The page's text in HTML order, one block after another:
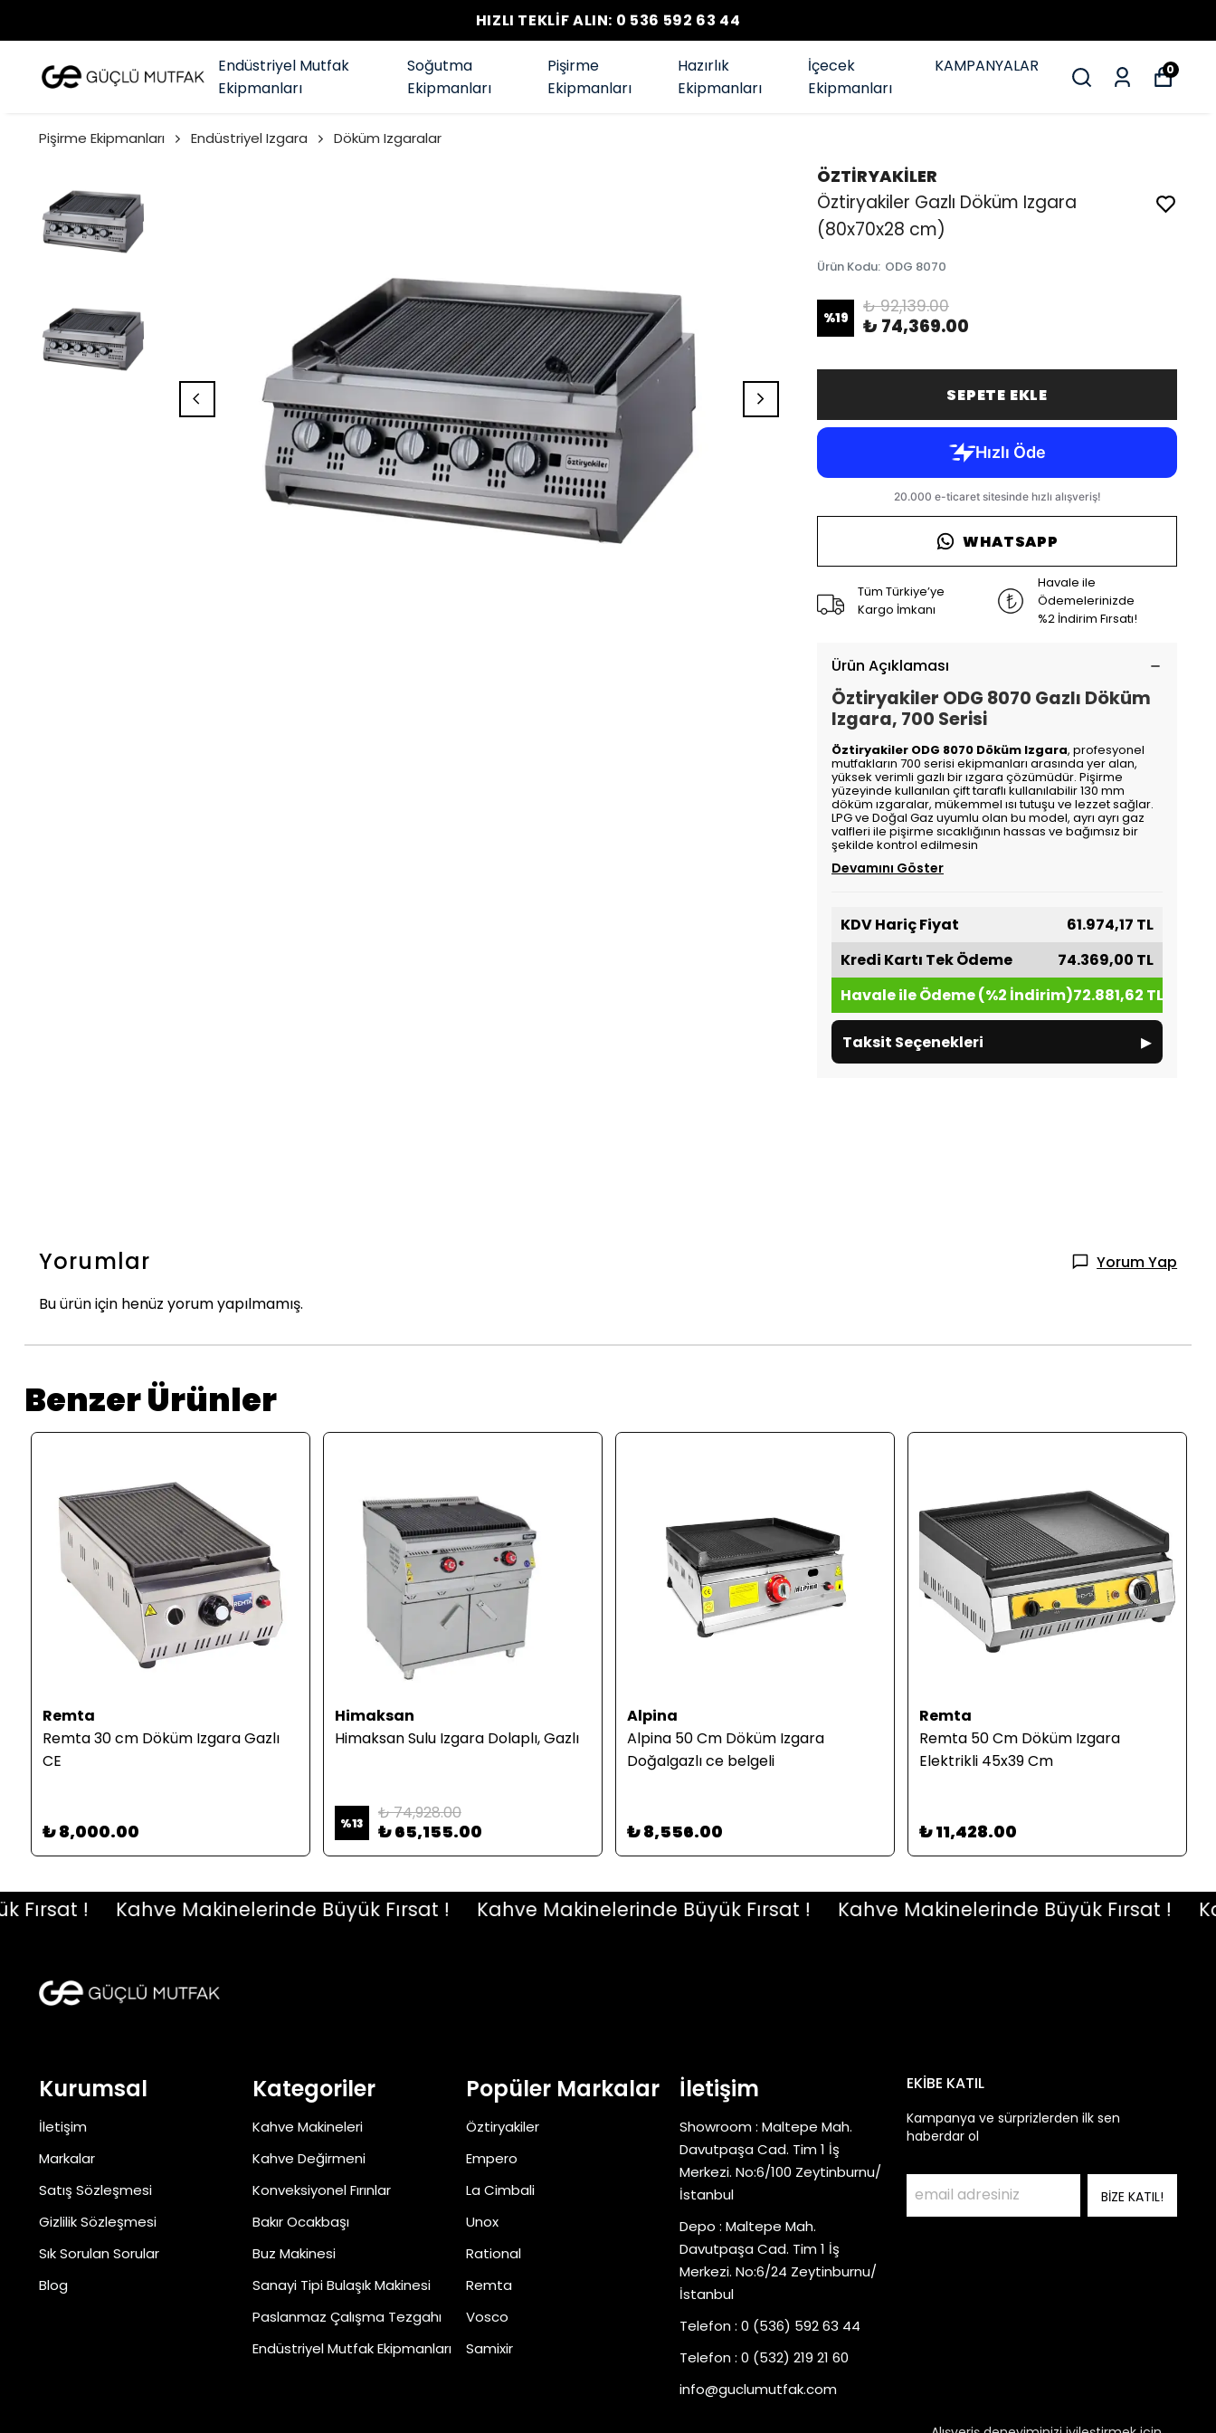
HIZLI TEKLİF ALIN: 0 536 592 63 44
Endüstriyel Mutfak
Ekipmanları
Soğutma
Ekipmanları
Pişirme
Ekipmanları
Hazırlık
Ekipmanları
İçecek
Ekipmanları
KAMPANYALAR 0
Pişirme Ekipmanları Endüstriyel Izgara Döküm Izgaralar
ÖZTİRYAKİLER
Öztiryakiler Gazlı Döküm Izgara
(80x70x28 cm)
Ürün Kodu: ODG 8070
%19
₺ 92,139.00
₺ 74,369.00
SEPETE EKLE
WHATSAPP
Tüm Türkiye’ye
Kargo İmkanı
Havale ile
Ödemelerinizde
%2 İndirim Fırsatı!
Ürün Açıklaması
Öztiryakiler ODG 8070 Gazlı Döküm
Izgara, 700 Serisi
Öztiryakiler ODG 8070 Döküm Izgara, profesyonel
mutfakların 700 serisi ekipmanları arasında yer alan,
yüksek verimli gazlı bir ızgara çözümüdür. Pişirme
yüzeyinde kullanılan çift taraflı kullanılabilir 130 mm
döküm ızgaralar, mükemmel ısı tutuşu ve lezzet sağlar.
LPG ve Doğal Gaz uyumlu olan bu model, ayrı ayrı gaz
valfleri ile pişirme sıcaklığının hassas ve bağımsız bir
şekilde kontrol edilmesin
Devamını Göster
KDV Hariç Fiyat
61.974,17 TL
Kredi Kartı Tek Ödeme
74.369,00 TL
Havale ile Ödeme (%2 İndirim)72.881,62 TL
Taksit Seçenekleri ▸
Yorumlar Yorum Yap
Bu ürün için henüz yorum yapılmamış.
Benzer Ürünler
Remta
Remta 30 cm Döküm Izgara Gazlı
CE
₺ 8,000.00
Himaksan
Himaksan Sulu Izgara Dolaplı, Gazlı
%13 ₺ 74,928.00
₺ 65,155.00
Alpina
Alpina 50 Cm Döküm Izgara
Doğalgazlı ce belgeli
₺ 8,556.00
Remta
Remta 50 Cm Döküm Izgara
Elektrikli 45x39 Cm
₺ 11,428.00
! Kahve Makinelerinde Büyük Fırsat ! Kahve Makinelerinde Büyük Fırsat ! Kahve Makinelerinde Büyük Fırsat !
Kurumsal
İletişim
Markalar
Satış Sözleşmesi
Gizlilik Sözleşmesi
Sık Sorulan Sorular
Blog
Kategoriler
Kahve Makineleri
Kahve Değirmeni
Konveksiyonel Fırınlar
Bakır Ocakbaşı
Buz Makinesi
Sanayi Tipi Bulaşık Makinesi
Paslanmaz Çalışma Tezgahı
Endüstriyel Mutfak Ekipmanları
Popüler Markalar
Öztiryakiler
Empero
La Cimbali
Unox
Rational
Remta
Vosco
Samixir
İletişim
Showroom : Maltepe Mah.
Davutpaşa Cad. Tim 1 İş
Merkezi. No:6/100 Zeytinburnu/
İstanbul
Depo : Maltepe Mah.
Davutpaşa Cad. Tim 1 İş
Merkezi. No:6/24 Zeytinburnu/
İstanbul
Telefon : 0 (536) 592 63 44
Telefon : 0 (532) 219 21 60
info@guclumutfak.com
EKİBE KATIL
Kampanya ve sürprizlerden ilk sen
haberdar ol
BİZE KATIL!